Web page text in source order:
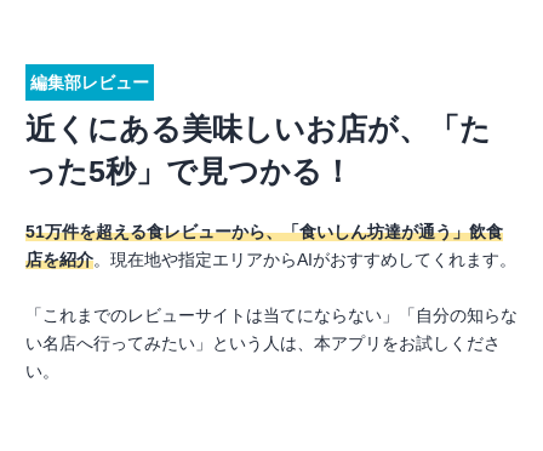
編集部レビュー
近くにある美味しいお店が、「た
った5秒」で見つかる！
51万件を超える食レビューから、「食いしん坊達が通う」飲食
店を紹介。現在地や指定エリアからAIがおすすめしてくれます。
「これまでのレビューサイトは当てにならない」「自分の知らな
い名店へ行ってみたい」という人は、本アプリをお試しくださ
い。